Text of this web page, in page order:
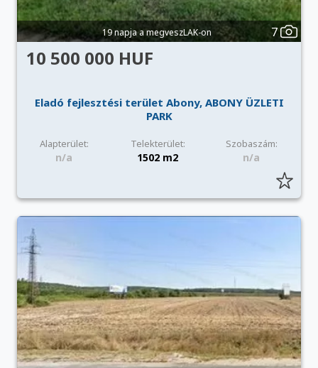
19 napja a megveszLAK-on 7
10 500 000 HUF
Eladó fejlesztési terület Abony, ABONY ÜZLETI
PARK
Alapterület: Telekterület: Szobaszám:
n/a 1502 m2 n/a